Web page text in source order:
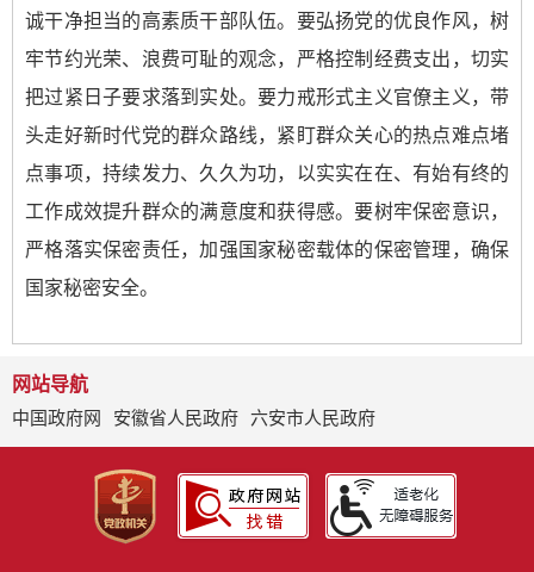
诚干净担当的高素质干部队伍。要弘扬党的优良作风，树
牢节约光荣、浪费可耻的观念，严格控制经费支出，切实
把过紧日子要求落到实处。要力戒形式主义官僚主义，带
头走好新时代党的群众路线，紧盯群众关心的热点难点堵
点事项，持续发力、久久为功，以实实在在、有始有终的
工作成效提升群众的满意度和获得感。要树牢保密意识，
严格落实保密责任，加强国家秘密载体的保密管理，确保
国家秘密安全。
网站导航
中国政府网
安徽省人民政府 六安市人民政府